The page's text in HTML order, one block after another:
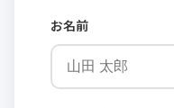
お名前